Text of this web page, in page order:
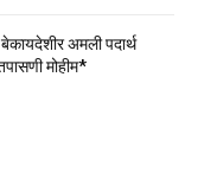
अमली पदार्थ
मोहीम*